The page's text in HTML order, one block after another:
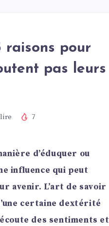
raisons pour
pas leurs
7
d’éduquer ou
influence qui peut
avenir. L’art de savoir
certaine dextérité
des sentiments et